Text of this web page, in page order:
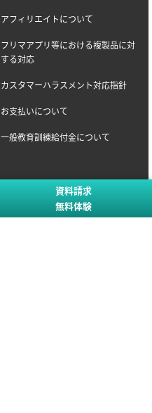
資料請求
無料体験
アフィリエイトについて
フリマアプリ等における複製品に対
する対応
カスタマーハラスメント対応指針
お支払いについて
一般教育訓練給付金について